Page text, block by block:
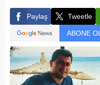
Paylaş Tweetle
ABONE OL